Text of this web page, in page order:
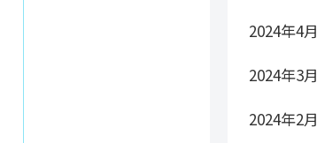
2024年4月
2024年3月
2024年2月